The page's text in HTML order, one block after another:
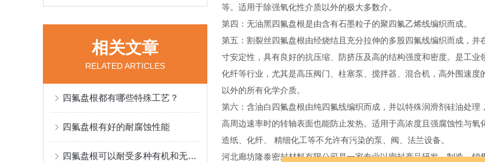
相关文章
RELATED ARTICLES
四氟盘根都有哪些特殊工艺？
四氟盘根有好的耐腐蚀性能
四氟盘根可以耐受多种有机和无机化学物质的腐蚀
等。适用于除强氧化性介质以外的极大多数介。
第四：无油黑四氟盘根是由含有石墨粒子的聚四氟乙烯线编织而成。
第五：割裂丝四氟盘根由经烧结且充分拉伸的多股四氟线编织而成，
寸安定性，具有良好的抗压缩、防挤压及高的结构强度和密度。是工
化纤等行业，尤其是高压阀门、柱塞泵、搅拌器、混合机，高外围速
以外的所有化学介质。
第六：含油白四氟盘根由纯四氟线编织而成，并以特殊润滑剂硅油处
高周边速率时的转轴表面也能防止发热。适用于高浓度且强腐蚀性与
造纸、化纤、 精细化工等不允许有污染的泵、阀、法兰设备。
河北廊坊隆泰密封材料有限公司是一家专业以密封产品研发、制造、销